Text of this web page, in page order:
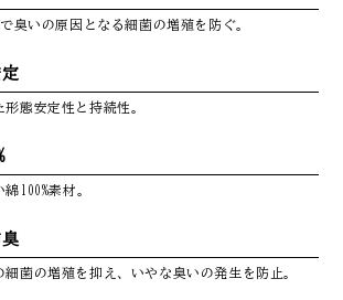
臭いの原因となる細菌の増殖を防ぐ。
形態安定性と持続性。
100%素材。
細菌の増殖を抑え、 いやな臭いの発生を防止。